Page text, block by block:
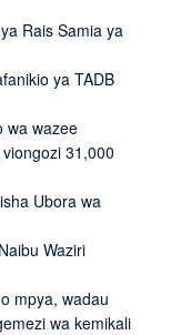
Rais Samia ya
ya TADB
wa wazee
31,000
Ubora wa
Waziri
mpya, wadau
wa kemikali